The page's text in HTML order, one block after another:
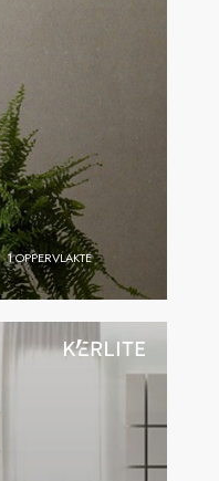
1 OPPERVLAKTE